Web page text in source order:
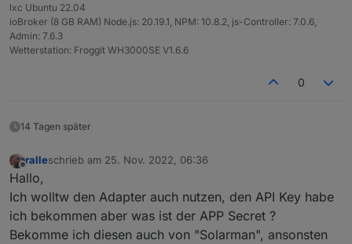
lxc Ubuntu 22.04
ioBroker (8 GB RAM) Node.js: 20.19.1, NPM: 10.8.2, js-Controller: 7.0.6,
Admin: 7.6.3
Wetterstation: Froggit WH3000SE V1.6.6
0
14 Tagen später
Offline
ralleschrieb am 25. Nov. 2022, 06:36
zuletzt editiert von
Hallo,
Ich wolltw den Adapter auch nutzen, den API Key habe
ich bekommen aber was ist der APP Secret ?
Bekomme ich diesen auch von "Solarman", ansonsten